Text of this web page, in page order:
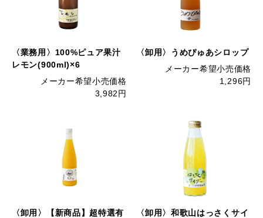
〈業務用〉100%ピュア果汁
レモン(900ml)×6
メーカー希望小売価格
3,982円
〈卸用〉うめぴゅあシロップ
メーカー希望小売価格
1,296円
〈卸用〉【新商品】超特選有
〈卸用〉和歌山はっさくサイ